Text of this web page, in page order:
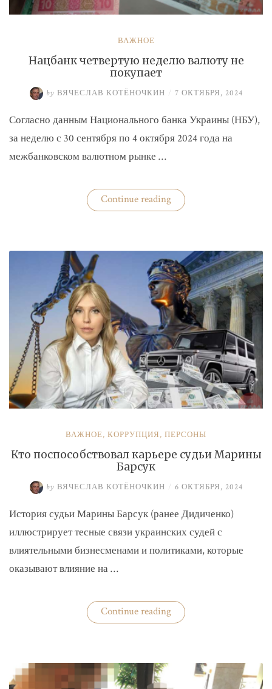
ВАЖНОЕ
Нацбанк четвертую неделю валюту не
покупает
by ВЯЧЕСЛАВ КОТЁНОЧКИН / 7 ОКТЯБРЯ, 2024
Согласно данным Национального банка Украины (НБУ),
за неделю с 30 сентября по 4 октября 2024 года на
межбанковском валютном рынке …
Continue reading«Нацбанк
четвертую
покупает»
ВАЖНОЕ, КОРРУПЦИЯ, ПЕРСОНЫ
Кто поспособствовал карьере судьи Марины
Барсук
by ВЯЧЕСЛАВ КОТЁНОЧКИН / 6 ОКТЯБРЯ, 2024
История судьи Марины Барсук (ранее Дидиченко)
иллюстрирует тесные связи украинских судей с
влиятельными бизнесменами и политиками, которые
оказывают влияние на …
Continue reading«Кто
поспособствовал
Барсук»